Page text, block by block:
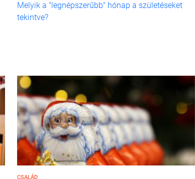
Melyik a "legnépszerűbb" hónap a születéseket
tekintve?
CSALÁD